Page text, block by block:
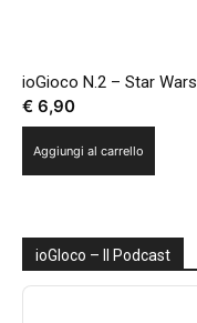
ioGioco N.2 – Star Wars
€ 6,90
Aggiungi al carrello
ioGIoco – Il Podcast
Audio